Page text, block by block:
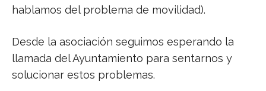
hablamos del problema de movilidad).
Desde la asociación seguimos esperando la
llamada del Ayuntamiento para sentarnos y
solucionar estos problemas.